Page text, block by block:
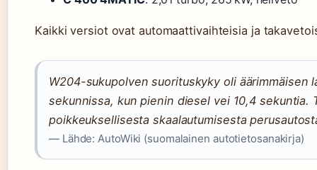
Kaikki versiot ovat automaattivaihteisia ja
W204-sukupolven suorituskyky oli äärimmäisen
sekunnissa, kun pienin diesel vei 10,4 sekuntia.
poikkeuksellisesta skaalautumisesta
— Lähde: AutoWiki (suomalainen autotietosanakirja)